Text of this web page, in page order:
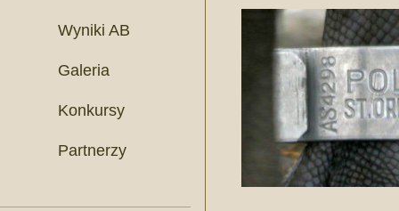
Wyniki AB
Galeria
Konkursy
Partnerzy